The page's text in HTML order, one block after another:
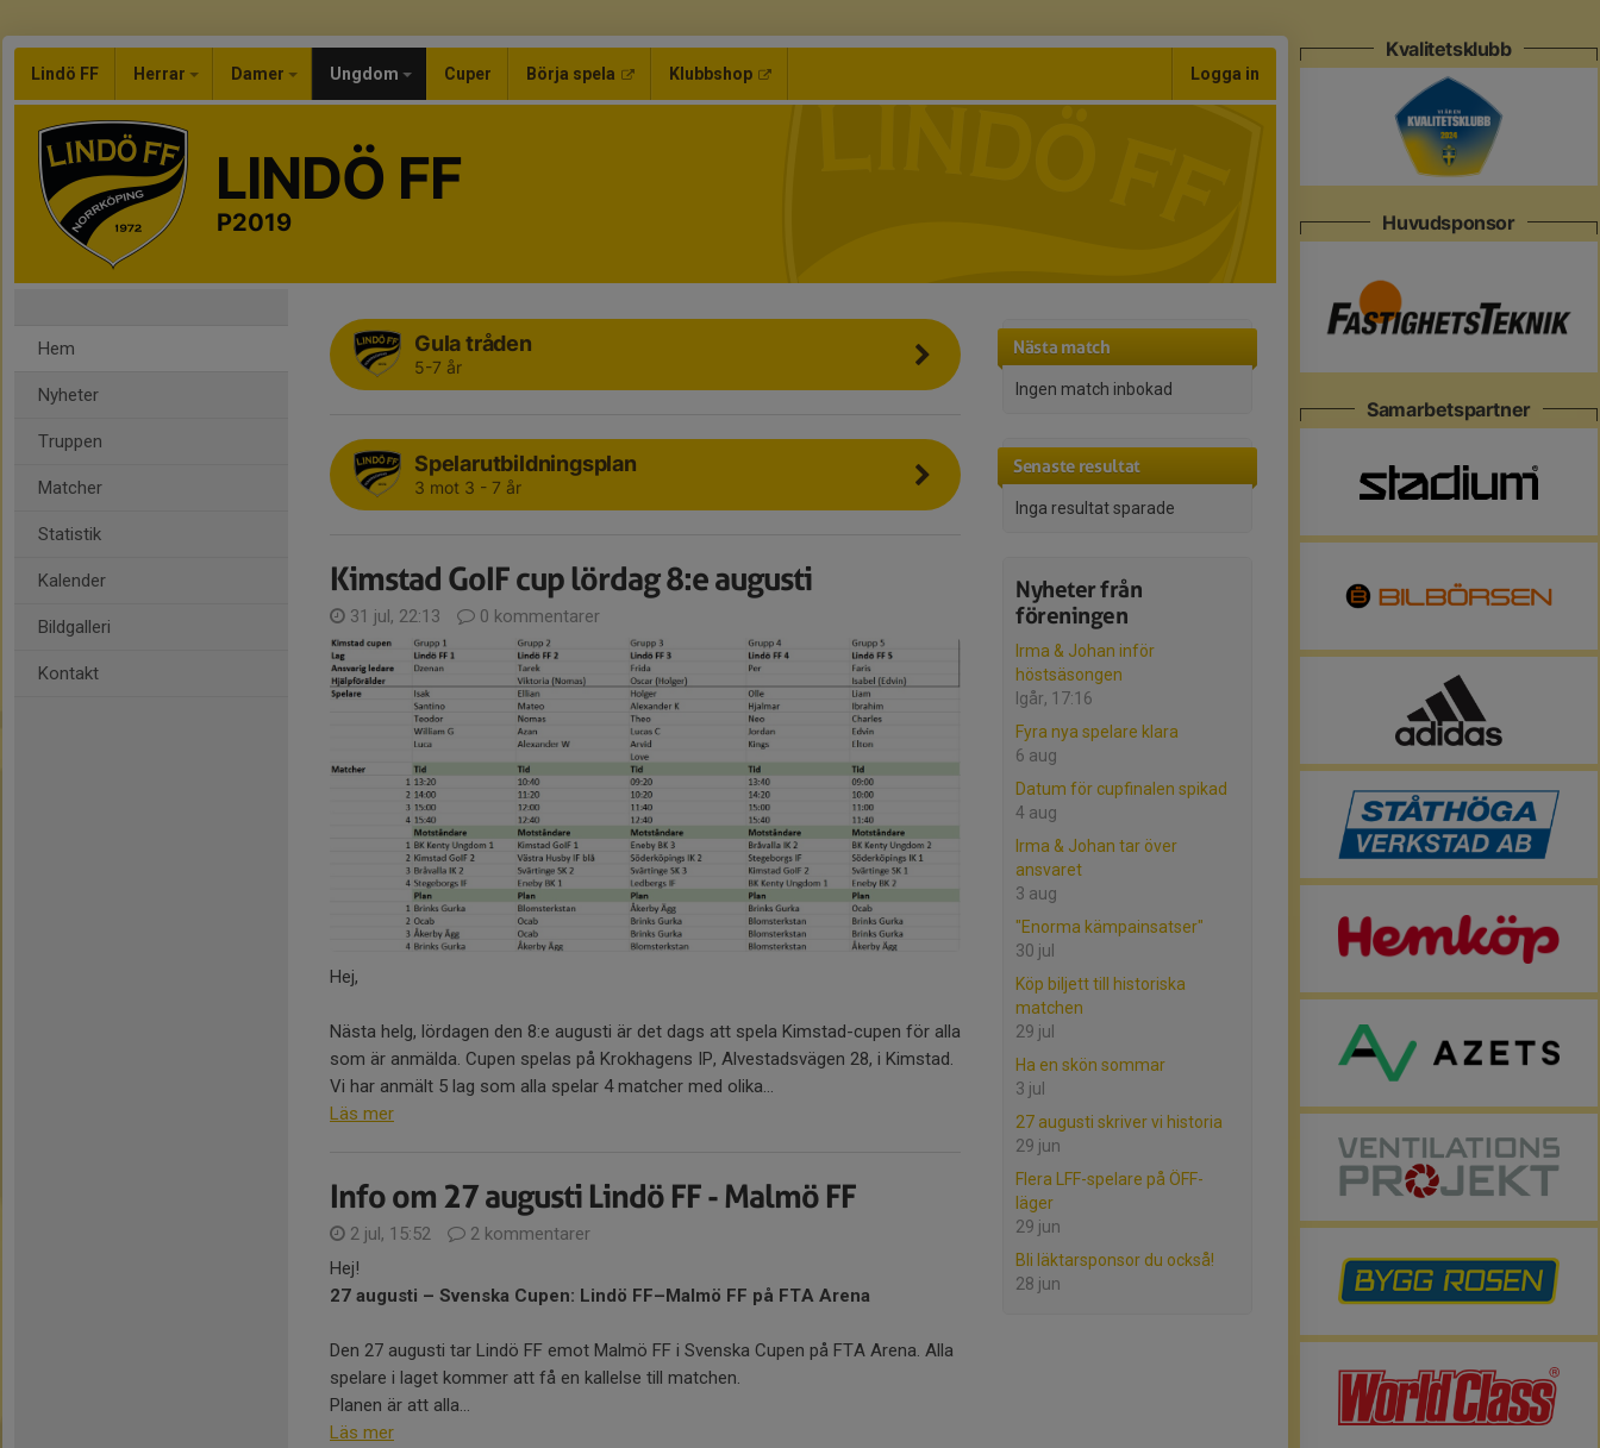
Lindö FF Herrar Damer Ungdom Cuper Börja spela Klubbshop Logga in
LINDÖ FF
P2019
Hem
Nyheter
Truppen
Matcher
Statistik
Kalender
Bildgalleri
Kontakt
Nästa match
Ingen match inbokad
Senaste resultat
Inga resultat sparade
Nyheter från
föreningen
Irma & Johan inför
höstsäsongen
Igår, 17:16
Fyra nya spelare klara
6 aug
Datum för cupfinalen spikad
4 aug
Irma & Johan tar över
ansvaret
3 aug
"Enorma kämpainsatser"
30 jul
Köp biljett till historiska
matchen
29 jul
Ha en skön sommar
3 jul
27 augusti skriver vi historia
29 jun
Flera LFF-spelare på ÖFF-
läger
29 jun
Bli läktarsponsor du också!
28 jun
Gula tråden
5-7 år
Spelarutbildningsplan
3 mot 3 - 7 år
Kimstad GoIF cup lördag 8:e augusti
31 jul, 22:13 0 kommentarer
Hej,
Nästa helg, lördagen den 8:e augusti är det dags att spela Kimstad-cupen för alla
som är anmälda. Cupen spelas på Krokhagens IP, Alvestadsvägen 28, i Kimstad.
Vi har anmält 5 lag som alla spelar 4 matcher med olika...
Läs mer
Info om 27 augusti Lindö FF - Malmö FF
2 jul, 15:52
2 kommentarer
Hej!
27 augusti – Svenska Cupen: Lindö FF–Malmö FF på FTA Arena
Den 27 augusti tar Lindö FF emot Malmö FF i Svenska Cupen på FTA Arena. Alla
spelare i laget kommer att få en kallelse till matchen.
Planen är att alla...
Läs mer
Kvalitetsklubb
Huvudsponsor
Samarbetspartner